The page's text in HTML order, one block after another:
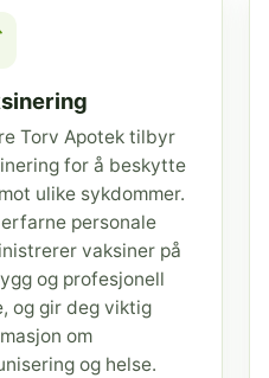
Torv Apotek tilbyr
for å beskytte
ulike sykdommer.
personale
vaksiner på
og profesjonell
og gir deg viktig
om
og helse.